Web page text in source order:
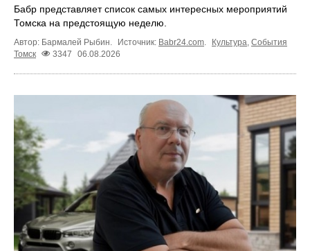
Бабр представляет список самых интересных мероприятий
Томска на предстоящую неделю.
Автор: Бармалей Рыбин. Источник: Babr24.com. Культура, События
Томск
3347 06.08.2026